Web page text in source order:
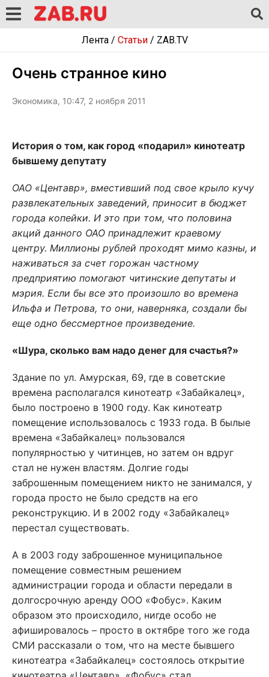
Лента/ Статьи/ ZAB.TV
Очень странное кино
Экономика, 10:47, 2 ноября 2011
История о том, как город «подарил» кинотеатр
бывшему депутату
ОАО «Центавр», вместивший под свое крыло кучу
развлекательных заведений, приносит в бюджет
города копейки. И это при том, что половина
акций данного ОАО принадлежит краевому
центру. Миллионы рублей проходят мимо казны, и
наживаться за счет горожан частному
предприятию помогают читинские депутаты и
мэрия. Если бы все это произошло во времена
Ильфа и Петрова, то они, наверняка, создали бы
еще одно бессмертное произведение.
«Шура, сколько вам надо денег для счастья?»
Здание по ул. Амурская, 69, где в советские
времена располагался кинотеатр «Забайкалец»,
было построено в 1900 году. Как кинотеатр
помещение использовалось с 1933 года. В былые
времена «Забайкалец» пользовался
популярностью у читинцев, но затем он вдруг
стал не нужен властям. Долгие годы
заброшенным помещением никто не занимался, у
города просто не было средств на его
реконструкцию. И в 2002 году «Забайкалец»
перестал существовать.
А в 2003 году заброшенное муниципальное
помещение совместным решением
администрации города и области передали в
долгосрочную аренду ООО «Фобус». Каким
образом это происходило, нигде особо не
афишировалось – просто в октябре того же года
СМИ рассказали о том, что на месте бывшего
кинотеатра «Забайкалец» состоялось открытие